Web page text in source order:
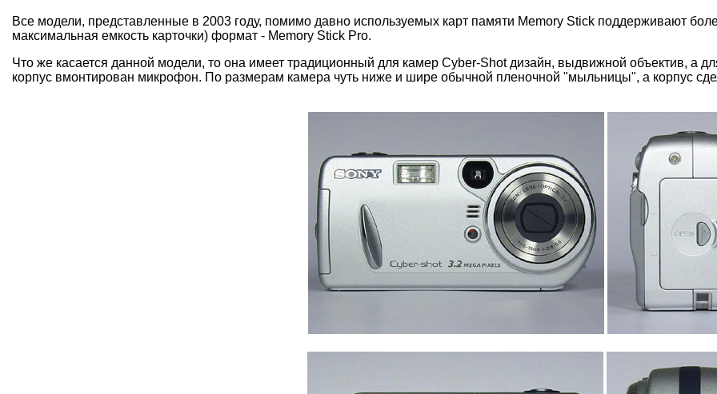
Все модели, представленные в 2003 году, помимо давно используемых карт памяти Memory Stick поддерживают
максимальная емкость карточки) формат - Memory Stick Pro.
Что же касается данной модели, то она имеет традиционный для камер Сyber-Shot дизайн, выдвижной объектив, а
корпус вмонтирован микрофон. По размерам камера чуть ниже и шире обычной пленочной "мыльницы", а корпус